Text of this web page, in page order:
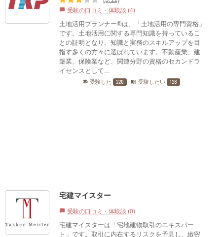
chat_bubble 受験の口コミ・体験談 (4)
土地活用プランナー®は、「土地活用の専門資格」
です。土地活用に関する専門知識を持っているこ
との証明となり、知識と実務のスキルアップを目
指す多くの方々に選ばれています。不動産業、建
築業、保険業など、関連分野の資格のセカンドラ
イセンスとして...
school 受験した 220 menu_book 受験したい 128
宅建マイスター
chat_bubble 受験の口コミ・体験談 (0)
宅建マイスターは「宅地建物取引のエキスパー
ト」です。取引に内在するリスクを予見し、緻密